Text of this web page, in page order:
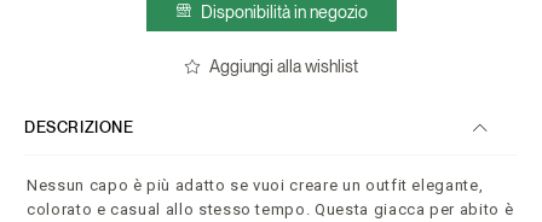
Disponibilità in negozio
Aggiungi alla wishlist
DESCRIZIONE
Nessun capo è più adatto se vuoi creare un outfit elegante,
colorato e casual allo stesso tempo. Questa giacca per abito è